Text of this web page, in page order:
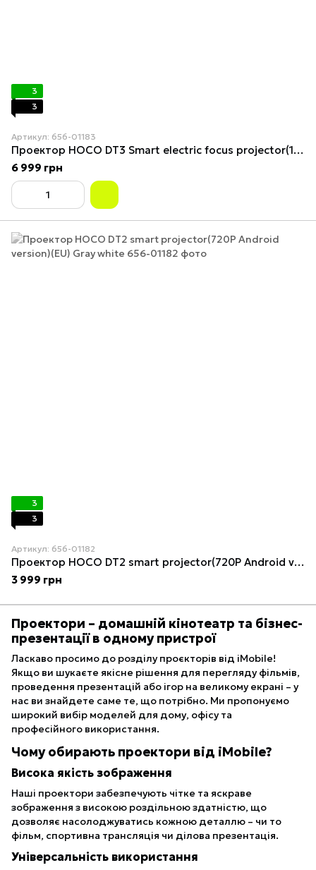
3
3
Артикул: 656-01183
Проектор HOCO DT3 Smart electric focus projector(1080P Android version)(EU) White
6 999 грн
3
3
Артикул: 656-01182
Проектор HOCO DT2 smart projector(720P Android version)(EU) Gray white
3 999 грн
Проектори – домашній кінотеатр та бізнес-
презентації в одному пристрої
Ласкаво просимо до розділу проєкторів від iMobile!
Якщо ви шукаєте якісне рішення для перегляду фільмів,
проведення презентацій або ігор на великому екрані – у
нас ви знайдете саме те, що потрібно. Ми пропонуємо
широкий вибір моделей для дому, офісу та
професійного використання.
Чому обирають проектори від iMobile?
Висока якість зображення
Наші проектори забезпечують чітке та яскраве
зображення з високою роздільною здатністю, що
дозволяє насолоджуватись кожною деталлю – чи то
фільм, спортивна трансляція чи ділова презентація.
Універсальність використання